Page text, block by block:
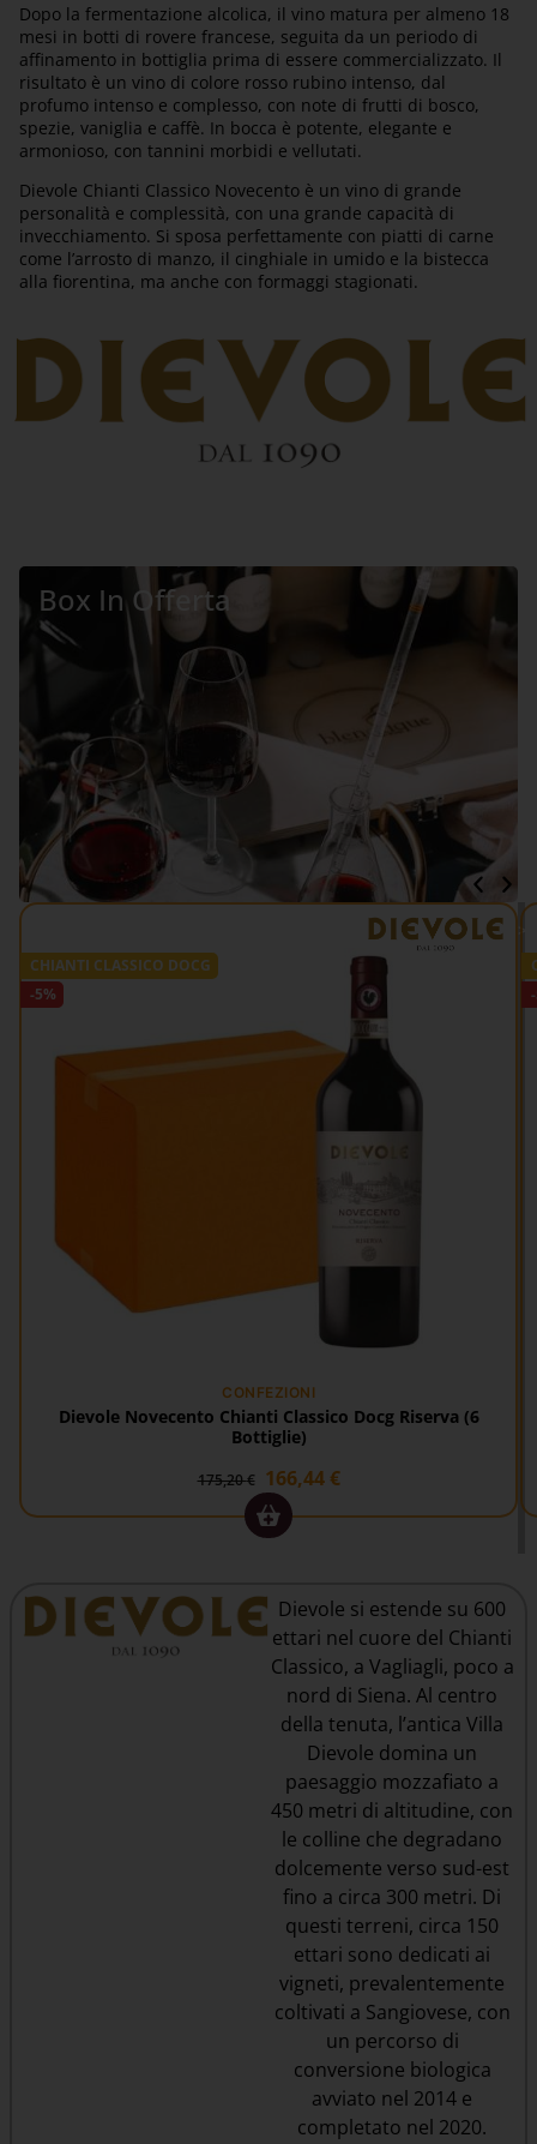
Dopo la fermentazione alcolica, il vino matura per almeno 18
mesi in botti di rovere francese, seguita da un periodo di
affinamento in bottiglia prima di essere commercializzato. Il
risultato è un vino di colore rosso rubino intenso, dal
profumo intenso e complesso, con note di frutti di bosco,
spezie, vaniglia e caffè. In bocca è potente, elegante e
armonioso, con tannini morbidi e vellutati.
Dievole Chianti Classico Novecento è un vino di grande
personalità e complessità, con una grande capacità di
invecchiamento. Si sposa perfettamente con piatti di carne
come l’arrosto di manzo, il cinghiale in umido e la bistecca
alla fiorentina, ma anche con formaggi stagionati.
Box In Offerta
VEDI TUTTO >>
CHIANTI CLASSICO DOCG
-5%
CONFEZIONI
Dievole Novecento Chianti Classico Docg Riserva (6
Bottiglie)
175,20€ 166,44€
Dievole si estende su 600
ettari nel cuore del Chianti
Classico, a Vagliagli, poco a
nord di Siena. Al centro
della tenuta, l’antica Villa
Dievole domina un
paesaggio mozzafiato a
450 metri di altitudine, con
le colline che degradano
dolcemente verso sud-est
fino a circa 300 metri. Di
questi terreni, circa 150
ettari sono dedicati ai
vigneti, prevalentemente
coltivati a Sangiovese, con
un percorso di
conversione biologica
avviato nel 2014 e
completato nel 2020.